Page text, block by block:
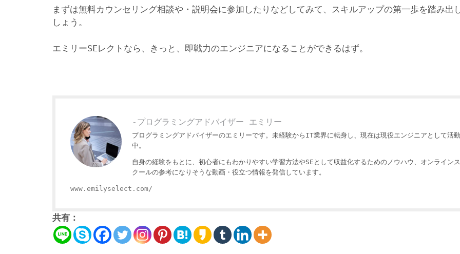
まずは無料カウンセリング相談や・説明会に参加したりなどしてみて、スキルアップの第一歩を踏み出
しょう。
エミリーSEレクトなら、きっと、即戦力のエンジニアになることができるはず。
-プログラミングアドバイザー エミリー
プログラミングアドバイザーのエミリーです。未経験からIT業界に転身し、現在は現役エンジニアとして活動
中。
自身の経験をもとに、初心者にもわかりやすい学習方法やSEとして収益化するためのノウハウ、オンラインス
クールの参考になりそうな動画・役立つ情報を発信しています。
www.emilyselect.com/
共有：